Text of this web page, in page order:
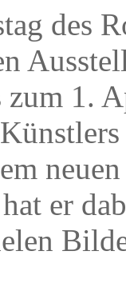
des
1.
er